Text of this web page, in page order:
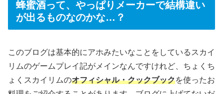
蜂蜜酒って、やっぱりメーカーで結構違い
が出るものなのかな…？
このブログは基本的にアホみたいなことをしているスカイ
リムのゲームプレイ記がメインなんですけれど、ちょくち
ょくスカイリムのオフィシャル・クックブックを使ったお